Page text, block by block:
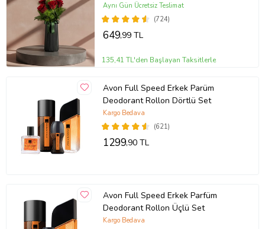
(724)
Aynı Gün Ücretsiz Teslimat
649,99 TL
135,41 TL'den Başlayan Taksitlerle
Avon Full Speed Erkek Parüm
Deodorant Rollon Dörtlü Set
(621)
Kargo Bedava
1299,90 TL
Avon Full Speed Erkek Parfüm
Deodorant Rollon Üçlü Set
Kargo Bedava